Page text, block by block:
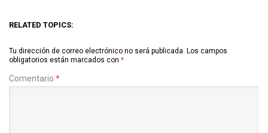
RELATED TOPICS:
Tu dirección de correo electrónico no será publicada. Los campos
obligatorios están marcados con *
Comentario *